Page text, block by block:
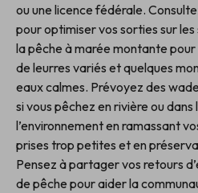
ou une licence fédérale.
pour optimiser vos sorties sur
la pêche à marée montante
de leurres variés et quelques
eaux calmes. Prévoyez des
si vous pêchez en rivière ou
l’environnement en ramassant
prises trop petites et en
Pensez à partager vos retours
de pêche pour aider la